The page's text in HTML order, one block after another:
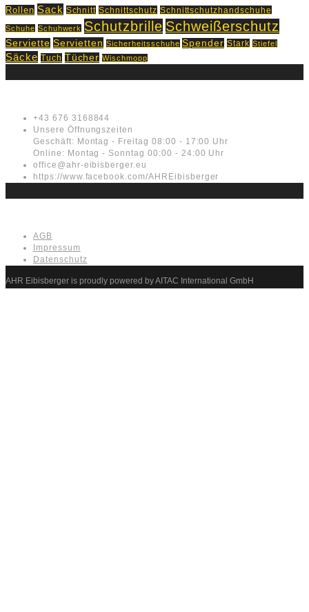
Rollen Sack Schnitt Schnittschutz Schnittschutzhandschuhe
Schuhe Schuhwerk Schutzbrille Schweißerschutz
Serviette Servietten Sicherheitsschuhe Spender Stark Stiefel
Säcke Tuch Tücher Wischmopp
+43 676 3168844
Unsere Öffnungszeiten
Geschäft: Montag - Freitag 08:00 - 17:00 Uhr
Online: Montag - Sonntag 00:00 - 24:00 Uhr
office@ahr-eibisberger.eu
https://www.facebook.com/AHREibisberger
AGB
Impressum
Datenschutz
AHR Eibisberger is proudly powered by AITAC International GmbH